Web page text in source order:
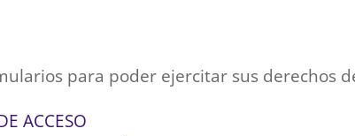
para poder ejercitar sus derechos
ACCESO